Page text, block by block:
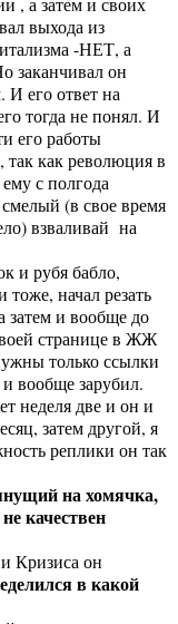
выхода из
-НЕТ, а
заканчивал он
его ответ на
тогда не понял. И
его работы
так как революция в
с полгода
(в свое время
взваливай на
и рубя бабло,
начал резать
затем и вообще до
странице в ЖЖ
только ссылки
вообще зарубил.
неделя две и он и
затем другой, я
реплики он так
на хомячка,
качествен
Кризиса он
в какой